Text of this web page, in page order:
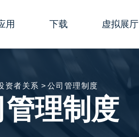
用
动化
下载
简易样本
说明书
虚拟展厅
线上研讨会
事件快讯
资者关系 > 公司管理制度
理制度